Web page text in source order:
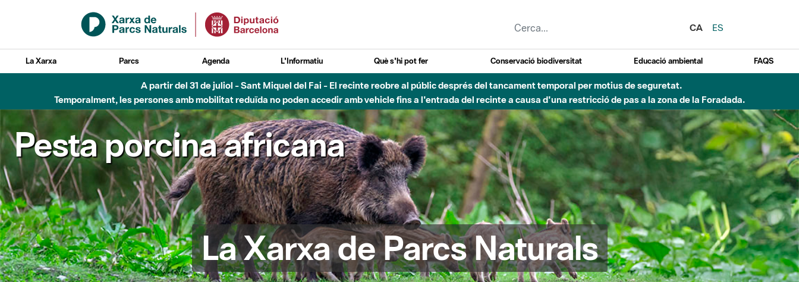
Salta al contingut principal
CA
ES
La Xarxa Parcs Agenda L'Informatiu Què s'hi pot fer Conservació biodiversitat Educació ambiental FAQS
A partir del 31 de juliol - Sant Miquel del Fai - El recinte reobre al públic després del tancament temporal per motius de seguretat.
Temporalment, les persones amb mobilitat reduïda no poden accedir amb vehicle fins a l'entrada del recinte a causa d'una restricció de pas a la zona de la Foradada.
Pesta porcina africana
La Xarxa de Parcs Naturals